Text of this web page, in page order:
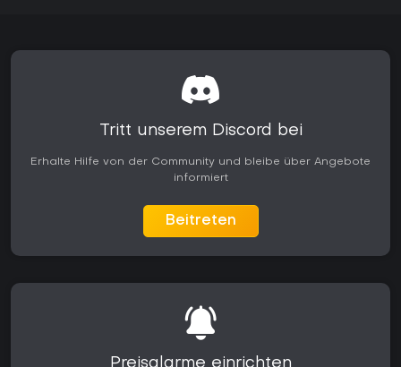
Tritt unserem Discord bei
Erhalte Hilfe von der Community und bleibe über Angebote
informiert
Beitreten